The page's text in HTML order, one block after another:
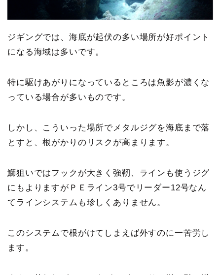
ジギングでは、海底が起伏の多い場所が好ポイント
になる海域は多いです。
特に駆けあがりになっているところは魚影が濃くな
っている場合が多いものです。
しかし、こういった場所でメタルジグを海底まで落
とすと、根がかりのリスクが高まります。
鰤狙いではフックが大きく強靭、ラインも使うジグ
にもよりますがＰＥライン3号でリーダー12号なん
てラインシステムも珍しくありません。
このシステムで根がけてしまえば外すのに一苦労し
ます。